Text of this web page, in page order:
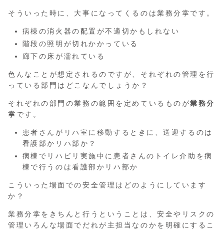
そういった時に、大事になってくるのは業務分掌です。
病棟の消火器の配置が不適切かもしれない
階段の照明が切れかかっている
廊下の床が濡れている
色んなことが想定されるのですが、それぞれの管理を行
っている部門はどこなんでしょうか？
それぞれの部門の業務の範囲を定めているものが業務分
掌 です。
患者さんがリハ室に移動するときに、送迎するのは
看護部かリハ部か？
病棟でリハビリ実施中に患者さんのトイレ介助を病
棟で行うのは看護部かリハ部か
こういった場面での安全管理はどのようにしています
か？
業務分掌をきちんと行うということは、安全やリスクの
管理いろんな場面でだれが主担当なのかを明確にするこ